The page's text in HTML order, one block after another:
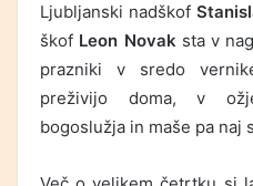
Ljubljanski nadškof
škof Leon Novaksta v
prazniki v sredo
preživijo doma, v
bogoslužja in maše pa naj